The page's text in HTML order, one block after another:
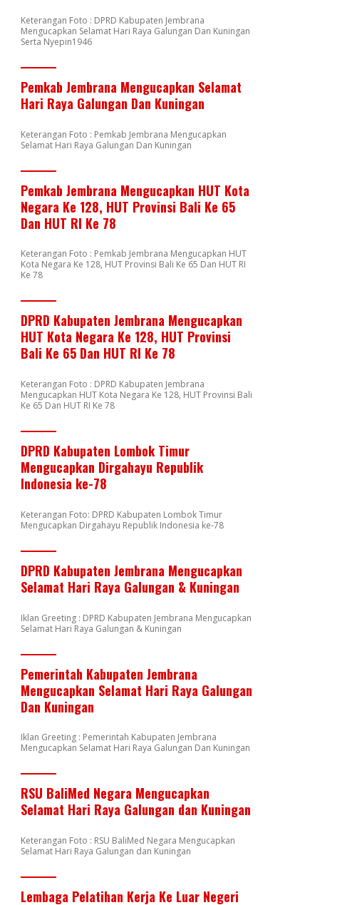
Keterangan Foto : DPRD Kabupaten Jembrana
Mengucapkan Selamat Hari Raya Galungan Dan Kuningan
Serta Nyepin1946
Pemkab Jembrana Mengucapkan Selamat
Hari Raya Galungan Dan Kuningan
Keterangan Foto : Pemkab Jembrana Mengucapkan
Selamat Hari Raya Galungan Dan Kuningan
Pemkab Jembrana Mengucapkan HUT Kota
Negara Ke 128, HUT Provinsi Bali Ke 65
Dan HUT RI Ke 78
Keterangan Foto : Pemkab Jembrana Mengucapkan HUT
Kota Negara Ke 128, HUT Provinsi Bali Ke 65 Dan HUT RI
Ke 78
DPRD Kabupaten Jembrana Mengucapkan
HUT Kota Negara Ke 128, HUT Provinsi
Bali Ke 65 Dan HUT RI Ke 78
Keterangan Foto : DPRD Kabupaten Jembrana
Mengucapkan HUT Kota Negara Ke 128, HUT Provinsi Bali
Ke 65 Dan HUT RI Ke 78
DPRD Kabupaten Lombok Timur
Mengucapkan Dirgahayu Republik
Indonesia ke-78
Keterangan Foto: DPRD Kabupaten Lombok Timur
Mengucapkan Dirgahayu Republik Indonesia ke-78
DPRD Kabupaten Jembrana Mengucapkan
Selamat Hari Raya Galungan & Kuningan
Iklan Greeting : DPRD Kabupaten Jembrana Mengucapkan
Selamat Hari Raya Galungan & Kuningan
Pemerintah Kabupaten Jembrana
Mengucapkan Selamat Hari Raya Galungan
Dan Kuningan
Iklan Greeting : Pemerintah Kabupaten Jembrana
Mengucapkan Selamat Hari Raya Galungan Dan Kuningan
RSU BaliMed Negara Mengucapkan
Selamat Hari Raya Galungan dan Kuningan
Keterangan Foto : RSU BaliMed Negara Mengucapkan
Selamat Hari Raya Galungan dan Kuningan
Lembaga Pelatihan Kerja Ke Luar Negeri